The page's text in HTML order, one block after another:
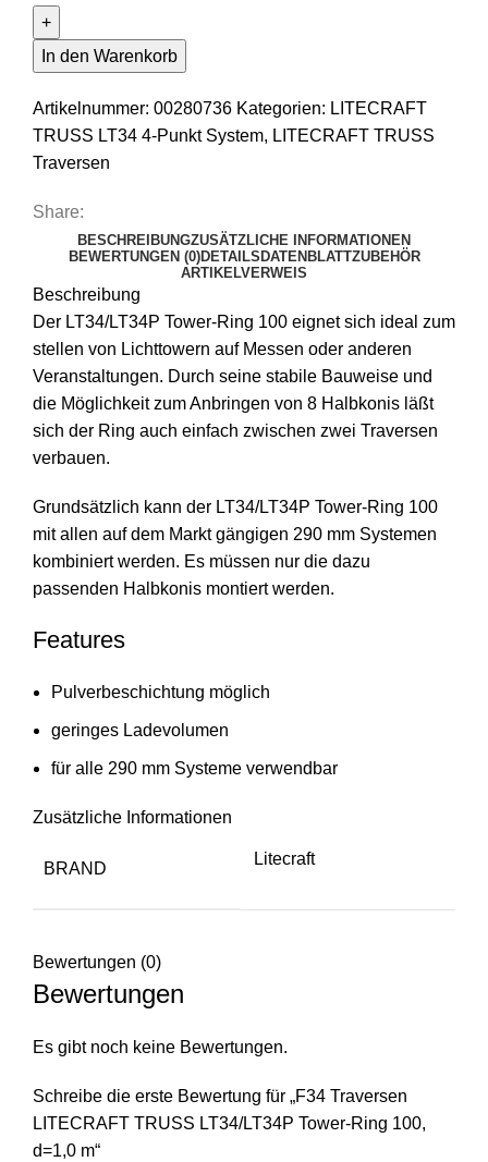
In den Warenkorb
Artikelnummer: 00280736 Kategorien: LITECRAFT
TRUSS LT34 4-Punkt System, LITECRAFT TRUSS
Traversen
Share:
BESCHREIBUNGZUSÄTZLICHE INFORMATIONEN
BEWERTUNGEN (0)DETAILS DATENBLATTZUBEHÖR
ARTIKELVERWEIS
Beschreibung
Der LT34/LT34P Tower-Ring 100 eignet sich ideal zum
stellen von Lichttowern auf Messen oder anderen
Veranstaltungen. Durch seine stabile Bauweise und
die Möglichkeit zum Anbringen von 8 Halbkonis läßt
sich der Ring auch einfach zwischen zwei Traversen
verbauen.
Grundsätzlich kann der LT34/LT34P Tower-Ring 100
mit allen auf dem Markt gängigen 290 mm Systemen
kombiniert werden. Es müssen nur die dazu
passenden Halbkonis montiert werden.
Features
Pulverbeschichtung möglich
geringes Ladevolumen
für alle 290 mm Systeme verwendbar
Zusätzliche Informationen
BRAND
Litecraft
Bewertungen (0)
Bewertungen
Es gibt noch keine Bewertungen.
Schreibe die erste Bewertung für „F34 Traversen
LITECRAFT TRUSS LT34/LT34P Tower-Ring 100,
d=1,0 m“